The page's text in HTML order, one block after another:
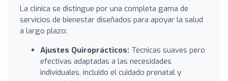
La clínica se distingue por una completa gama de
servicios de bienestar diseñados para apoyar la salud
a largo plazo:
Ajustes Quiroprácticos: Técnicas suaves pero
efectivas adaptadas a las necesidades
individuales, incluido el cuidado prenatal y